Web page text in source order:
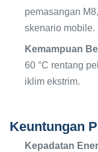
pemasangan
skenario mobile.
Kemampuan
60 °C rentang
iklim ekstrim.
Keuntungan
Kepadatan